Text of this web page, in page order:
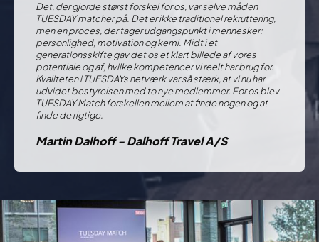
Det, der gjorde størst forskel for os, var selve måden
TUESDAY matcher på. Det er ikke traditionel rekruttering,
men en proces, der tager udgangspunkt i mennesker:
personlighed, motivation og kemi. Midt i et
generationsskifte gav det os et klart billede af vores
potentiale og af, hvilke kompetencer vi reelt har brug for.
Kvaliteten i TUESDAYs netværk var så stærk, at vi nu har
udvidet bestyrelsen med to nye medlemmer. For os blev
TUESDAY Match forskellen mellem at finde nogen og at
finde de rigtige.
Martin Dalhoff - Dalhoff Travel A/S